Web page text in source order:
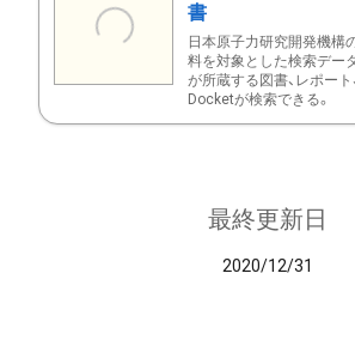
書
日本原子力研究開発機構
料を対象とした検索デー
が所蔵する図書、レポート
Docketが検索できる。
最終更新日
2020/12/31